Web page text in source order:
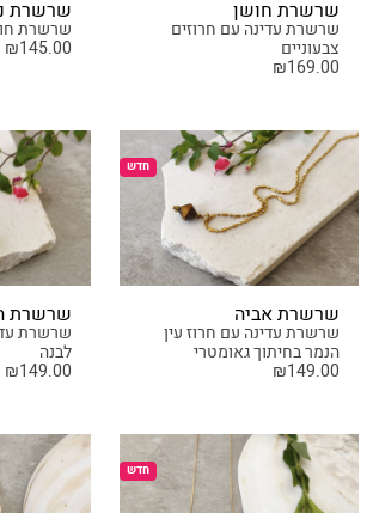
שרשרת חושן
שרשרת עדינה עם חרוזים
צבעוניים
₪169.00
שרשרת
שרשרת
₪145.00
חדש
שרשרת אביה
שרשרת עדינה עם חרוז עין
הנמר בחיתוך גאומטרי
₪149.00
שרשרת
שרשרת
לבנה
₪149.00
חדש